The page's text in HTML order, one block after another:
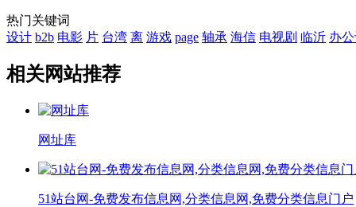
热门关键词
设计 b2b 电影 片 台湾 离 游戏 page 轴承 海信 电视剧 临沂 办
相关网站推荐
网址库
51站台网-免费发布信息网,分类信息网,免费分类信息门户